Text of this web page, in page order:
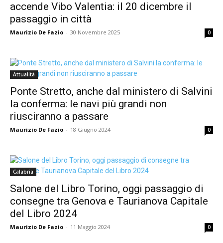
accende Vibo Valentia: il 20 dicembre il
passaggio in città
Maurizio De Fazio - 30 Novembre 2025 0
Attualità
Ponte Stretto, anche dal ministero di Salvini
la conferma: le navi più grandi non
riusciranno a passare
Maurizio De Fazio - 18 Giugno 2024 0
Calabria
Salone del Libro Torino, oggi passaggio di
consegne tra Genova e Taurianova Capitale
del Libro 2024
Maurizio De Fazio - 11 Maggio 2024 0